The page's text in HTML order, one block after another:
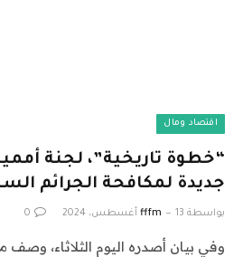
اقتصاد ومال
“خطوة تاريخية”، لجنة
جديدة لمكافحة الجرائم
بواسطة fffm 13 أغسطس، 2024 0
وفي بيان أصدره اليوم الثلاثاء، وصف